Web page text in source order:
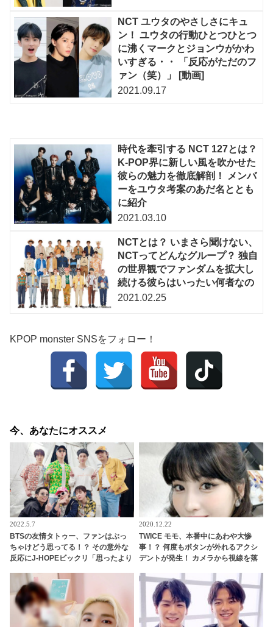
NCT ユウタのやさしさにキュ
ン！ ユウタの行動ひとつひとつ
に沸くマークとジョンウがかわ
いすぎる・・ 「反応がただのフ
ァン（笑）」 [動画]
2021.09.17
時代を牽引する NCT 127とは？
K-POP界に新しい風を吹かせた
彼らの魅力を徹底解剖！ メンバ
ーをユウタ考案のあだ名ととも
に紹介
2021.03.10
NCTとは？ いまさら聞けない、
NCTってどんなグループ？ 独自
の世界観でファンダムを拡大し
続ける彼らはいったい何者なの
2021.02.25
KPOP monster SNSをフォロー！
今、あなたにオススメ
2022.5.7
BTSの友情タトゥー、ファンはぶっ
ちゃけどう思ってる！？ その意外な
反応にJ-HOPEビックリ「思ったより
盛り上がるメンバーたちの正直な本
音に期待の声続々
2020.12.22
TWICE モモ、本番中にあわや大惨
事！？ 何度もボタンが外れるアクシ
デントが発生！ カメラから視線を落
ェッショナルな行動に拍手喝采[動画
あり]